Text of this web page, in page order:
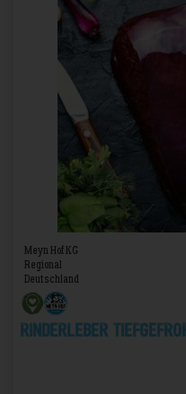
Meyn Hof KG
Regional
Deutschland
Rinderleber